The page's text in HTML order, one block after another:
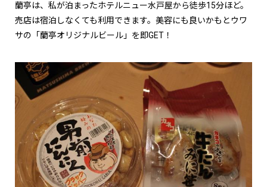
蘭亭は、私が泊まったホテルニュー水戸屋から徒歩15分ほど。
売店は宿泊しなくても利用できます。美容にも良いかもとウワ
サの「蘭亭オリジナルビール」を即GET！